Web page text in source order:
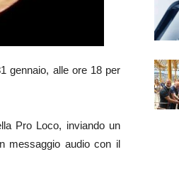
gennaio, alle ore 18 per
Pro Loco, inviando un
messaggio audio con il